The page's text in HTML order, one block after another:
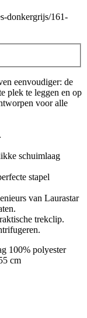
donkergrijs/161-
eenvoudiger: de
plek te leggen en op
voor alle
schuimlaag
stapel
van Laurastar
trekclip.
100% polyester
cm